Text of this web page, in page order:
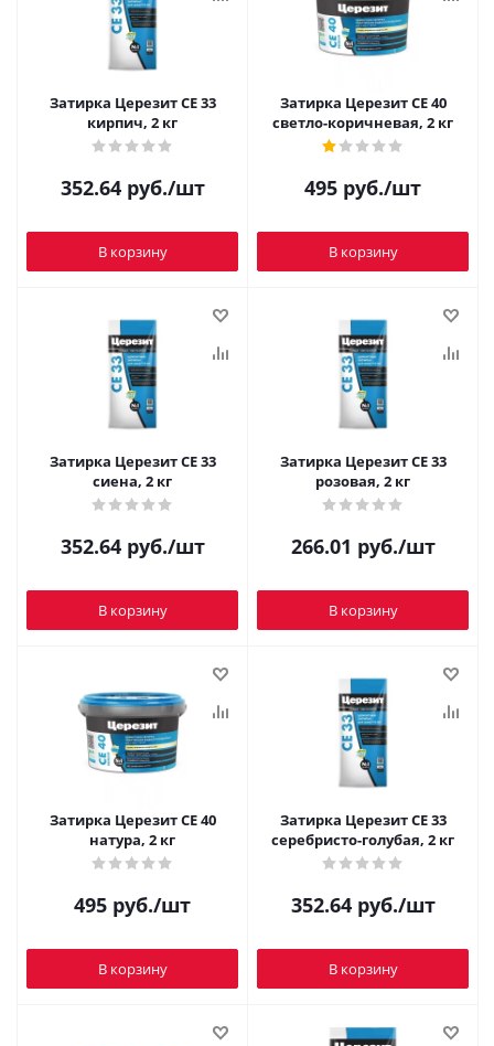
Затирка Церезит CE 33
кирпич, 2 кг
352.64руб./шт
В корзину
Затирка Церезит CE 40
светло-коричневая, 2 кг
495 руб./шт
В корзину
Затирка Церезит CE 33
сиена, 2 кг
352.64руб./шт
В корзину
Затирка Церезит CE 33
розовая, 2 кг
266.01 руб./шт
В корзину
Затирка Церезит CE 40
натура, 2 кг
495 руб./шт
В корзину
Затирка Церезит CE 33
серебристо-голубая, 2 кг
352.64руб./шт
В корзину